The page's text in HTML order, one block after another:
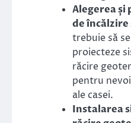
Alegerea și
de
trebuie să
proiecteze
răcire
pentru
ale casei.
Instalarea